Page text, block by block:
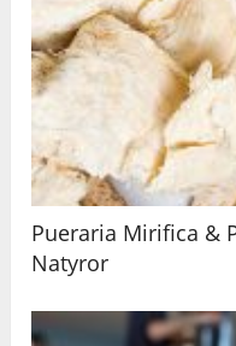
Pueraria Mirifica &
Natyror